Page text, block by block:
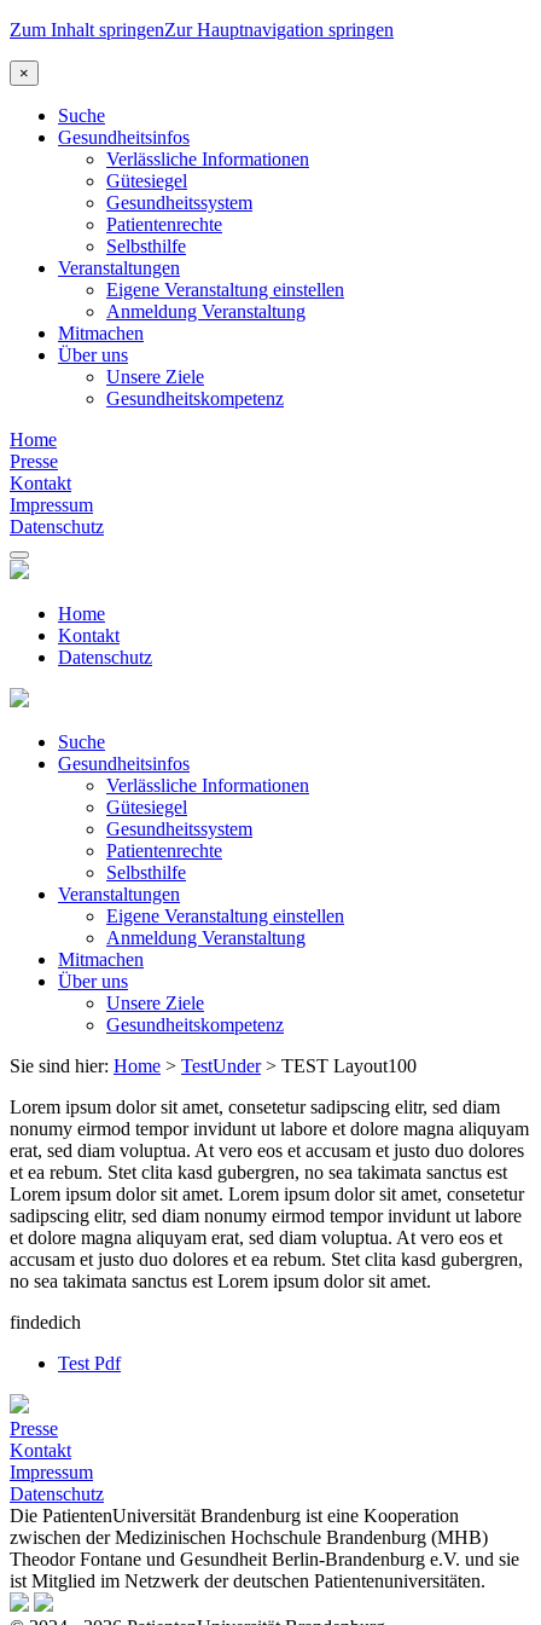
Zum Inhalt springenZur Hauptnavigation springen
×
Suche
Gesundheitsinfos
Verlässliche Informationen
Gütesiegel
Gesundheitssystem
Patientenrechte
Selbsthilfe
Veranstaltungen
Eigene Veranstaltung einstellen
Anmeldung Veranstaltung
Mitmachen
Über uns
Unsere Ziele
Gesundheitskompetenz
Home
Presse
Kontakt
Impressum
Datenschutz
Home
Kontakt
Datenschutz
Suche
Gesundheitsinfos
Verlässliche Informationen
Gütesiegel
Gesundheitssystem
Patientenrechte
Selbsthilfe
Veranstaltungen
Eigene Veranstaltung einstellen
Anmeldung Veranstaltung
Mitmachen
Über uns
Unsere Ziele
Gesundheitskompetenz
Sie sind hier: Home > TestUnder> TEST Layout100
Lorem ipsum dolor sit amet, consetetur sadipscing elitr, sed diam
nonumy eirmod tempor invidunt ut labore et dolore magna aliquyam
erat, sed diam voluptua. At vero eos et accusam et justo duo dolores
et ea rebum. Stet clita kasd gubergren, no sea takimata sanctus est
Lorem ipsum dolor sit amet. Lorem ipsum dolor sit amet, consetetur
sadipscing elitr, sed diam nonumy eirmod tempor invidunt ut labore
et dolore magna aliquyam erat, sed diam voluptua. At vero eos et
accusam et justo duo dolores et ea rebum. Stet clita kasd gubergren,
no sea takimata sanctus est Lorem ipsum dolor sit amet.
findedich
Test Pdf
Presse
Kontakt
Impressum
Datenschutz
Die PatientenUniversität Brandenburg ist eine Kooperation
zwischen der Medizinischen Hochschule Brandenburg (MHB)
Theodor Fontane und Gesundheit Berlin-Brandenburg e.V. und sie
ist Mitglied im Netzwerk der deutschen Patientenuniversitäten.